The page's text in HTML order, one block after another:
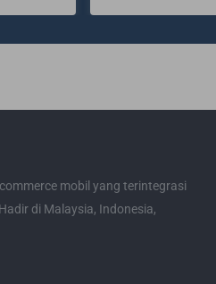
mobil yang terintegrasi
di Malaysia, Indonesia,